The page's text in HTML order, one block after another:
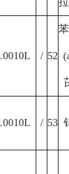
/ 52
/ 53